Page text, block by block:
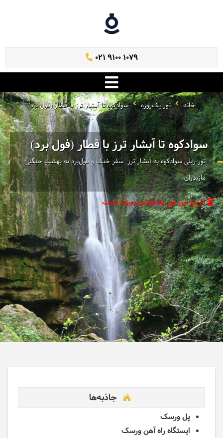
021 9100 1079
خانه تور یک‌روزه سوادکوه تا آبشار ترز با قطار (فول برد)
سوادکوه تا آبشار ترز با قطار (فول برد)
تور ریلی سوادکوه به آبشار ترز ‌ سفر خنک و فول‌برد به بهشتِ جنگلی
مازندران
تاریخ این تور به اتمام رسیده است
جاذبه‌ها
پل ورسک
ایستگاه راه آهن ورسک